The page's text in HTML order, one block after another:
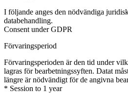
I följande anges den nödvändiga
databehandling.
Consent under GDPR
Förvaringsperiod
Förvaringsperioden är den tid under
lagras för bearbetningssyften. Datat
längre är nödvändigt för de angivna
* Session to 1 year